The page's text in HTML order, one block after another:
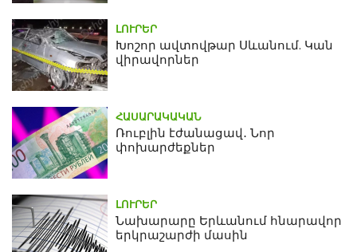
ԼՈՒՐԵՐ
Խոշոր ավտովթար Սևանում. Կան
վիրավորներ
ՀԱՍԱՐԱԿԱԿԱՆ
Ռուբլին էժանացավ․ Նոր
փոխարժեքներ
ԼՈՒՐԵՐ
Նախարարը Երևանում հնարավոր
երկրաշարժի մասին